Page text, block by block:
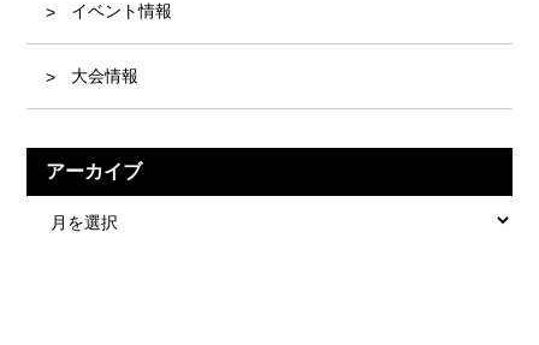
イベント情報
大会情報
アーカイブ